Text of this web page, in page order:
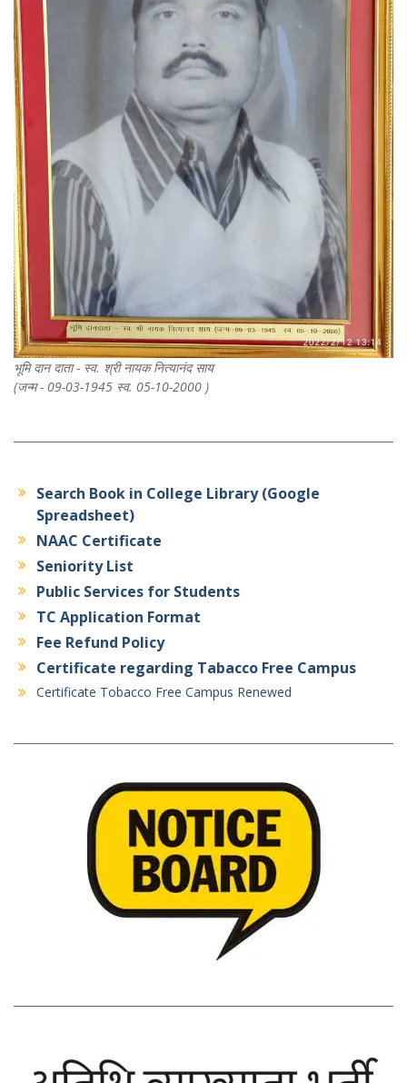
भूमि दान दाता - स्व. श्री नायक नित्यानंद साय
(जन्म - 09-03-1945 स्व. 05-10-2000 )
Search Book in College Library (Google
Spreadsheet)
NAAC Certificate
Seniority List
Public Services for Students
TC Application Format
Fee Refund Policy
Certificate regarding Tabacco Free Campus
Certificate Tobacco Free Campus Renewed